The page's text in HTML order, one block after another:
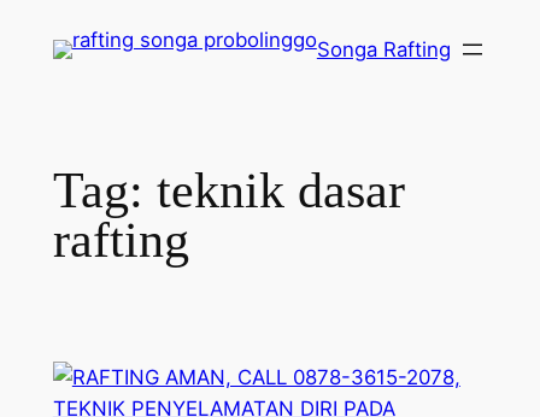
Songa Rafting
Tag: teknik dasar
rafting